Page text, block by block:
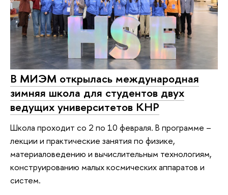
В МИЭМ открылась международная
зимняя школа для студентов двух
ведущих университетов КНР
Школа проходит со 2 по 10 февраля. В программе –
лекции и практические занятия по физике,
материаловедению и вычислительным технологиям,
конструированию малых космических аппаратов и
систем.